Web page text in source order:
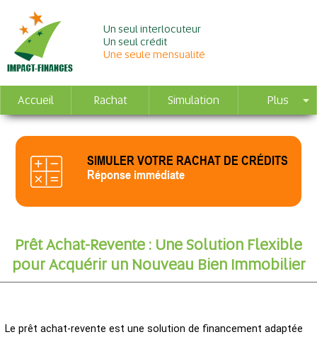
Un seul interlocuteur
Un seul crédit
Une seule mensualité
Accueil Rachat Simulation Plus
SIMULER VOTRE RACHAT DE CRÉDITS
Réponse immédiate
Prêt Achat-Revente : Une Solution Flexible
pour Acquérir un Nouveau Bien Immobilier
Le prêt achat-revente est une solution de financement adaptée